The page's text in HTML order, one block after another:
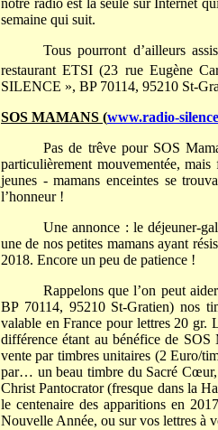
semaine qui suit.
Tous pourront d’ailleurs
restaurant ETSI (23 rue Eugène
SILENCE », BP 70114, 95210 St-
SOS MAMANS (www.radio-
Pas de trêve pour SOS
particulièrement mouvementée,
jeunes - mamans enceintes se
l’honneur !
Une annonce : le déjeuner-
une de nos petites mamans ayant
2018. Encore un peu de patience !
Rappelons que l’on peut
BP 70114, 95210 St-Gratien) nos
valable en France pour lettres 20 gr.
différence étant au bénéfice de
vente par timbres unitaires (2 Euro/
par… un beau timbre du Sacré
Christ Pantocrator (fresque dans la
le centenaire des apparitions en
Nouvelle Année, ou sur vos lettres à